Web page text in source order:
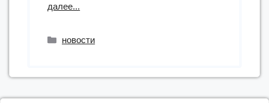
далее...
«Особенности
Рубрики
новости